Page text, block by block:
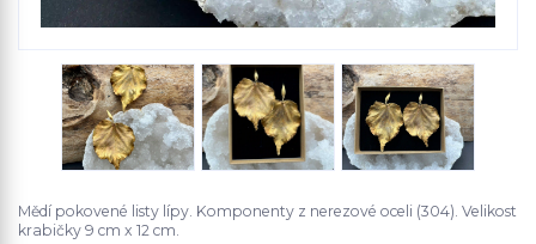
Mědí pokovené listy lípy. Komponenty z nerezové oceli (304). Velikost
krabičky 9 cm x 12 cm.